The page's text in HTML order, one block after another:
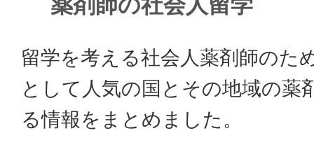
留学を考える社会人薬剤師のた
として人気の国とその地域の薬
る情報をまとめました。